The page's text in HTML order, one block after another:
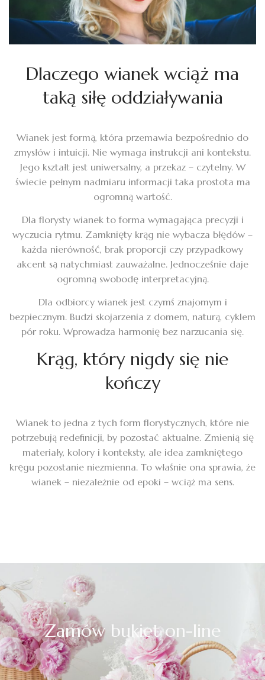
Dlaczego wianek wciąż ma
taką siłę oddziaływania
Wianek jest formą, która przemawia bezpośrednio do
zmysłów i intuicji. Nie wymaga instrukcji ani kontekstu.
Jego kształt jest uniwersalny, a przekaz – czytelny. W
świecie pełnym nadmiaru informacji taka prostota ma
ogromną wartość.
Dla florysty wianek to forma wymagająca precyzji i
wyczucia rytmu. Zamknięty krąg nie wybacza błędów –
każda nierówność, brak proporcji czy przypadkowy
akcent są natychmiast zauważalne. Jednocześnie daje
ogromną swobodę interpretacyjną.
Dla odbiorcy wianek jest czymś znajomym i
bezpiecznym. Budzi skojarzenia z domem, naturą, cyklem
pór roku. Wprowadza harmonię bez narzucania się.
Krąg, który nigdy się nie
kończy
Wianek to jedna z tych form florystycznych, które nie
potrzebują redefinicji, by pozostać aktualne. Zmienią się
materiały, kolory i konteksty, ale idea zamkniętego
kręgu pozostanie niezmienna. To właśnie ona sprawia, że
wianek – niezależnie od epoki – wciąż ma sens.
Zamów bukiet on-line